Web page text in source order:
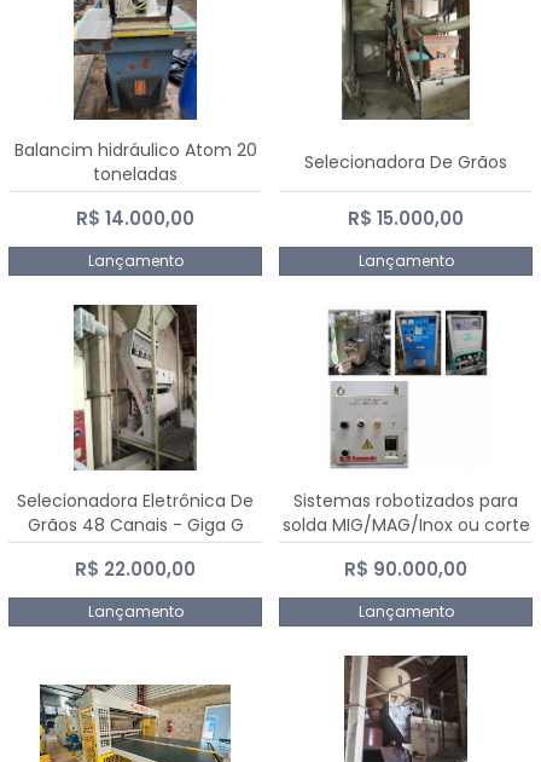
Balancim hidráulico Atom 20
toneladas
R$ 14.000,00
Lançamento
Selecionadora De Grãos
R$ 15.000,00
Lançamento
Selecionadora Eletrônica De
Grãos 48 Canais - Giga G
10000
R$ 22.000,00
Lançamento
Sistemas robotizados para
solda MIG/MAG/Inox ou corte
plasma
R$ 90.000,00
Lançamento